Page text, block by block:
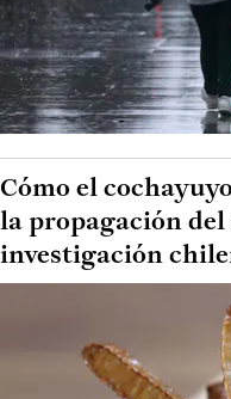
Cómo el
la propagación
investigación